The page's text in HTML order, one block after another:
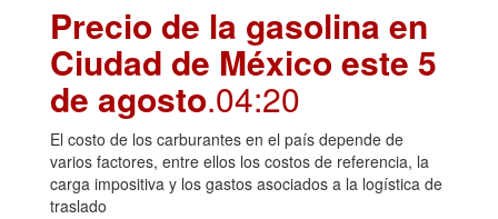
Precio de la gasolina en
Ciudad de México este 5
de agosto.04:20
El costo de los carburantes en el país depende de
varios factores, entre ellos los costos de referencia, la
carga impositiva y los gastos asociados a la logística de
traslado